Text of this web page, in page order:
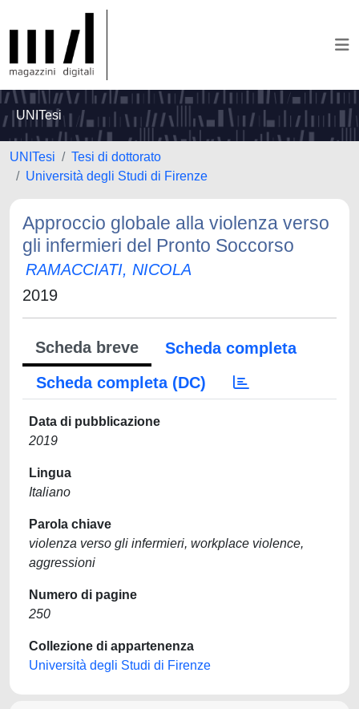
UNITesi
UNITesi
Tesi di dottorato
Università degli Studi di Firenze
Approccio globale alla violenza verso
gli infermieri del Pronto Soccorso
RAMACCIATI, NICOLA
2019
Scheda breve
Scheda completa
Scheda completa (DC)
Data di pubblicazione
2019
Lingua
Italiano
Parola chiave
violenza verso gli infermieri, workplace violence,
aggressioni
Numero di pagine
250
Collezione di appartenenza
Università degli Studi di Firenze